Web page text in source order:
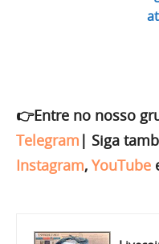
👉Entre no nosso
Telegram | Siga
Instagram, YouTube